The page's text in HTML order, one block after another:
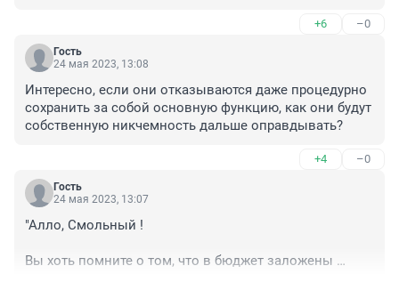
+6 –0
Гость
24 мая 2023, 13:08
Интересно, если они отказываются даже процедурно
сохранить за собой основную функцию, как они будут
собственную никчемность дальше оправдывать?
+4 –0
Гость
24 мая 2023, 13:07
"Алло, Смольный !
Вы хоть помните о том, что в бюджет заложены